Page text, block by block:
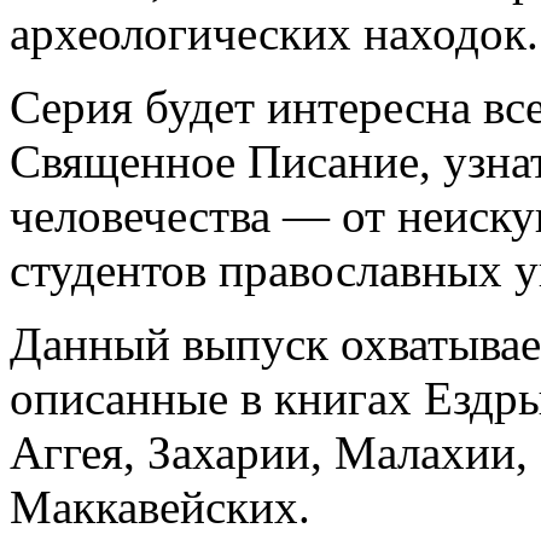
археологических находок.
Серия будет интересна
Священное Писание,
человечества — от
студентов православных
Данный выпуск
описанные в книгах
Аггея, Захарии, Малахии,
Маккавейских.